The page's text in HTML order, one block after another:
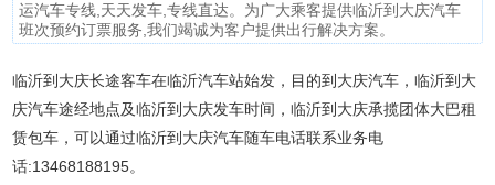
运汽车专线,天天发车,专线直达。为广大乘客提供临沂到大庆汽车
班次预约订票服务,我们竭诚为客户提供出行解决方案。
临沂到大庆长途客车在临沂汽车站始发，目的到大庆汽车，临沂到大
庆汽车途经地点及临沂到大庆发车时间，临沂到大庆承揽团体大巴租
赁包车，可以通过临沂到大庆汽车随车电话联系业务电
话:13468188195。